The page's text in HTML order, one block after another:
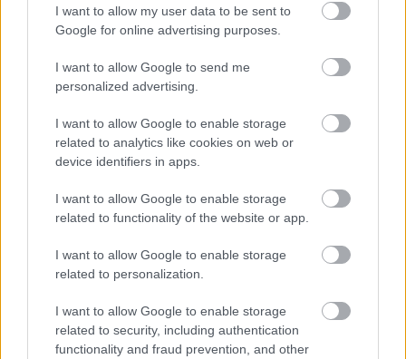
I want to allow my user data to be sent to
Google for online advertising purposes.
I want to allow Google to send me
personalized advertising.
I want to allow Google to enable storage
related to analytics like cookies on web or
device identifiers in apps.
I want to allow Google to enable storage
related to functionality of the website or app.
I want to allow Google to enable storage
related to personalization.
I want to allow Google to enable storage
related to security, including authentication
functionality and fraud prevention, and other
último en caer ha sido Lenglet, que sufre una lesión en el
bíceps femoral de la pierna izquierda.
El central francés se lesionó durante una sesión de
entrenamiento durante esta semana. Aunque el club no ha
desvelado el tiempo que estará de baja, se espera que
pueda perderse en torno a cinco semanas. De esta forma, la
pareja que conforman Piqué y Araujo se sigue asentando
¿Aún no juegas a Comunio? Regístrate, ¡gratis!